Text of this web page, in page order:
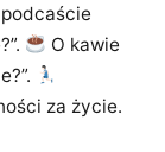
O kawie
za życie.